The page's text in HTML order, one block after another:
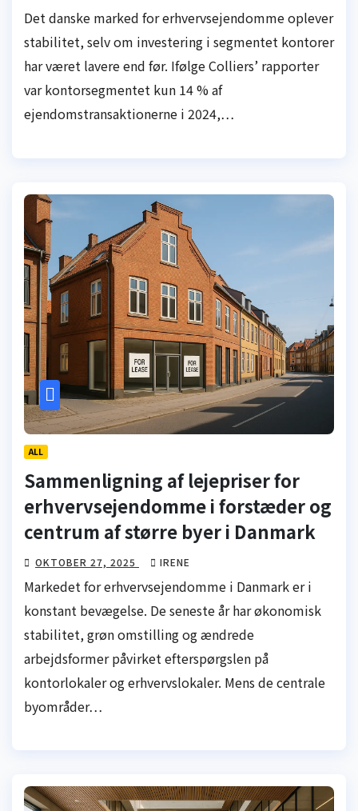
Det danske marked for erhvervsejendomme oplever
stabilitet, selv om investering i segmentet kontorer
har været lavere end før. Ifølge Colliers’ rapporter
var kontorsegmentet kun 14 % af
ejendomstransaktionerne i 2024,…
ALL
Sammenligning af lejepriser for
erhvervsejendomme i forstæder og
centrum af større byer i Danmark
OKTOBER 27, 2025 IRENE
Markedet for erhvervsejendomme i Danmark er i
konstant bevægelse. De seneste år har økonomisk
stabilitet, grøn omstilling og ændrede
arbejdsformer påvirket efterspørgslen på
kontorlokaler og erhvervslokaler. Mens de centrale
byområder…